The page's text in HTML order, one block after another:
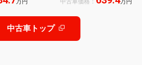
万円 中古車価格： 万円
中古車トップ